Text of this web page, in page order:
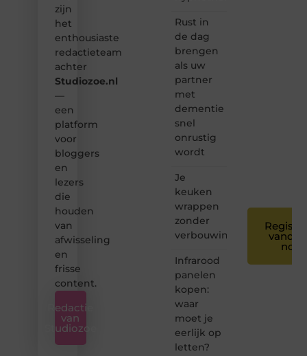
zijn
het
enthousiaste
redactieteam
achter
Studiozoe.nl
—
een
platform
voor
bloggers
en
lezers
die
houden
van
afwisseling
en
frisse
content.
Redactie
van
Studiozoe
Rust in
de dag
brengen
als uw
partner
met
dementie
snel
onrustig
wordt
Je
keuken
wrappen
zonder
verbouwing
Infrarood
panelen
kopen:
waar
moet je
eerlijk op
letten?
nog